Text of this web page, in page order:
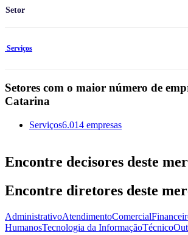
Setor
Serviços
Setores com o maior número de
Catarina
Serviços6.014 empresas
Encontre decisores deste
Encontre diretores deste
AdministrativoAtendimentoComercial
HumanosTecnologia da InformaçãoTécnico